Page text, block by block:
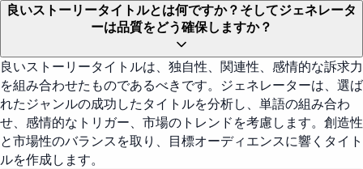
良いストーリータイトルとは何ですか？そしてジェネレータ
ーは品質をどう確保しますか？
良いストーリータイトルは、独自性、関連性、感情的な訴求力
を組み合わせたものであるべきです。ジェネレーターは、選ば
れたジャンルの成功したタイトルを分析し、単語の組み合わ
せ、感情的なトリガー、市場のトレンドを考慮します。創造性
と市場性のバランスを取り、目標オーディエンスに響くタイト
ルを作成します。